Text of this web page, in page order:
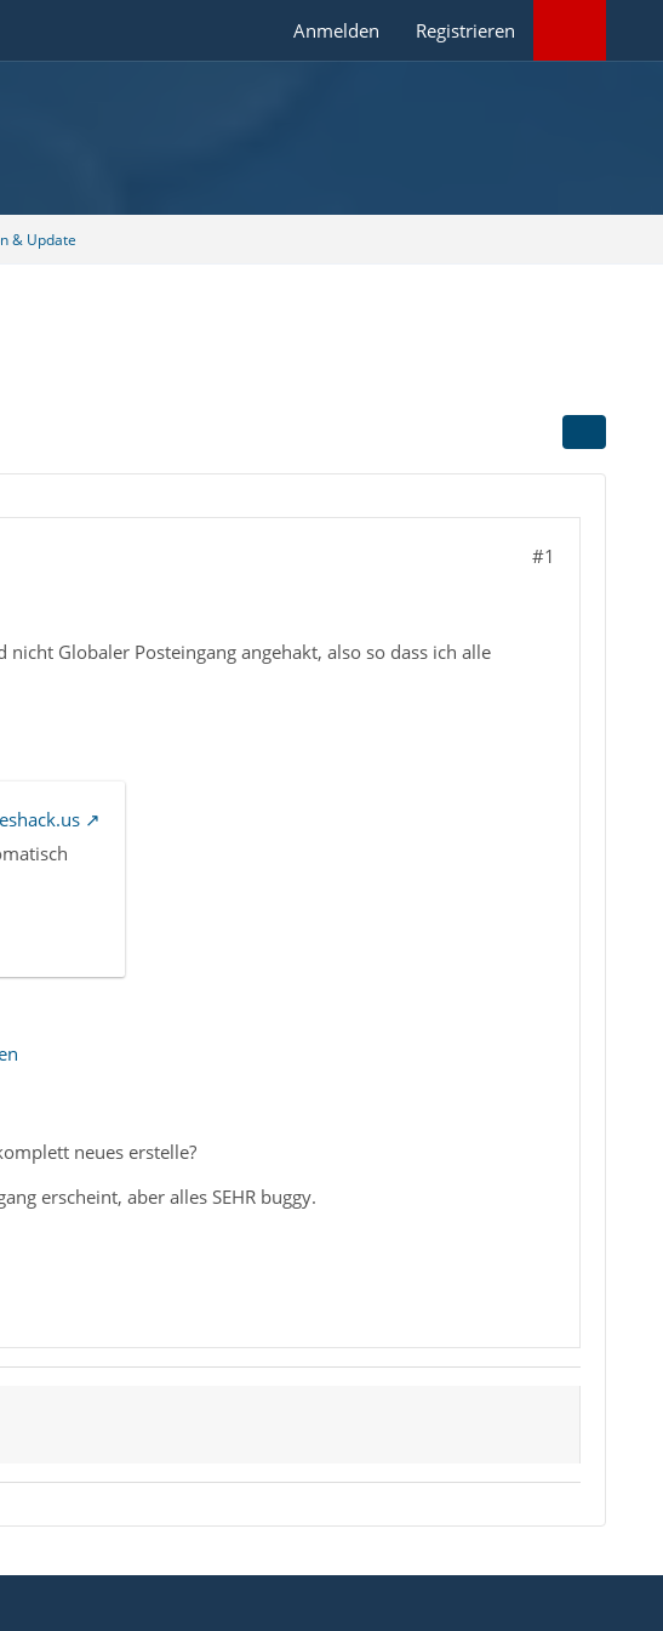
Anmelden Registrieren
& Update
#1
Globaler Posteingang angehakt, also so dass ich alle
neues erstelle?
erscheint, aber alles SEHR buggy.